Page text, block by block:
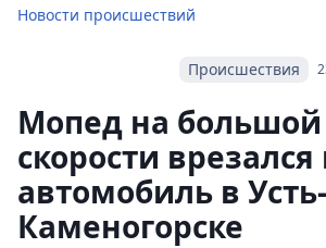
Новости происшествий
Происшествия
Мопед на большой
скорости врезался
автомобиль в Усть-
Каменогорске